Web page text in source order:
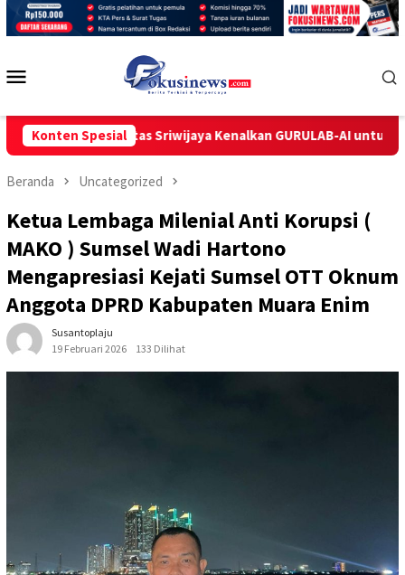
Loncat
Konten Spesial
Sriwijaya Kenalkan GURULAB-AI untuk Pembelajaran
Beranda Uncategorized
Ketua Lembaga Milenial Anti Korupsi (
MAKO ) Sumsel Wadi Hartono
Mengapresiasi Kejati Sumsel OTT Oknum
Anggota DPRD Kabupaten Muara Enim
Susantoplaju
19 Februari 2026
133 Dilihat